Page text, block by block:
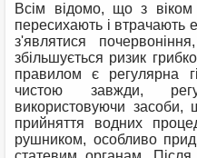
Всім відомо, що з віком
пересихають і втрачають
з'являтися
збільшується ризик
правилом є регулярна
чистою завжди,
використовуючи засоби,
прийняття водних
рушником, особливо